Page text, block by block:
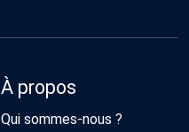
À propos
Qui sommes-nous ?